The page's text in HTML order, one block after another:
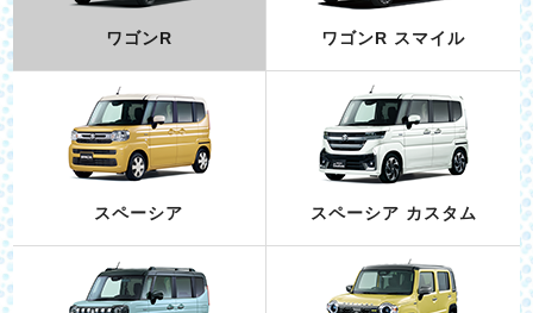
ワゴンR ワゴンR スマイル
スペーシア スペーシア カスタム